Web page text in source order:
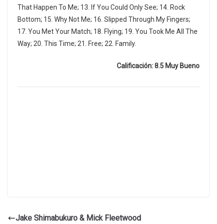
That Happen To Me; 13. If You Could Only See; 14. Rock
Bottom; 15. Why Not Me; 16. Slipped Through My Fingers;
17. You Met Your Match; 18. Flying; 19. You Took Me All The
Way; 20. This Time; 21. Free; 22. Family.
Calificación: 8.5 Muy Bueno
Jake Shimabukuro & Mick Fleetwood